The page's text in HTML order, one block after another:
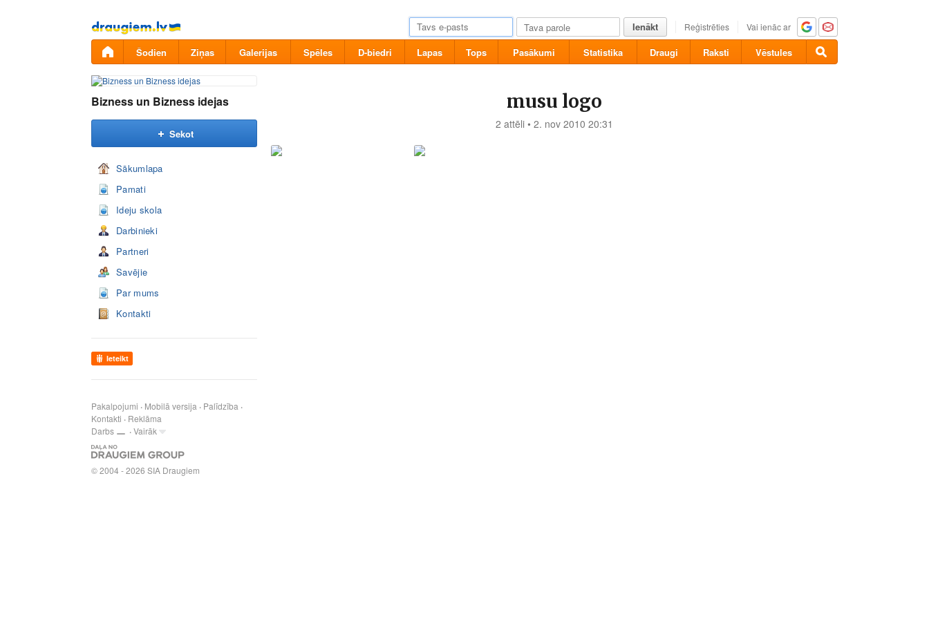
Pāriet
uz
saturu
Ienākt Reģistrēties Vai ienāc ar
Šodien Ziņas Galerijas Spēles D-biedri Lapas Tops Pasākumi Statistika Draugi Raksti Vēstules
Bizness un Bizness idejas
Sekot
Sākumlapa
Pamati
Ideju skola
Darbinieki
Partneri
Savējie
Par mums
Kontakti
Ieteikt
Pakalpojumi Mobilā versija
Palīdzība
Kontakti
Reklāma
Darbs
Vairāk
© 2004 - 2026 SIA Draugiem
musu logo
2 attēli • 2. nov 2010 20:31